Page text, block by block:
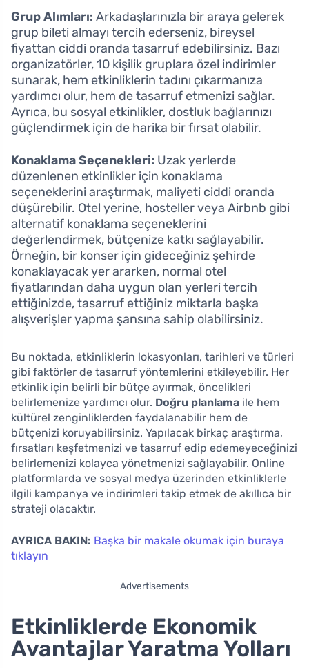
Grup Alımları: Arkadaşlarınızla bir araya gelerek
grup bileti almayı tercih ederseniz, bireysel
fiyattan ciddi oranda tasarruf edebilirsiniz. Bazı
organizatörler, 10 kişilik gruplara özel indirimler
sunarak, hem etkinliklerin tadını çıkarmanıza
yardımcı olur, hem de tasarruf etmenizi sağlar.
Ayrıca, bu sosyal etkinlikler, dostluk bağlarınızı
güçlendirmek için de harika bir fırsat olabilir.
Konaklama Seçenekleri: Uzak yerlerde
düzenlenen etkinlikler için konaklama
seçeneklerini araştırmak, maliyeti ciddi oranda
düşürebilir. Otel yerine, hosteller veya Airbnb gibi
alternatif konaklama seçeneklerini
değerlendirmek, bütçenize katkı sağlayabilir.
Örneğin, bir konser için gideceğiniz şehirde
konaklayacak yer ararken, normal otel
fiyatlarından daha uygun olan yerleri tercih
ettiğinizde, tasarruf ettiğiniz miktarla başka
alışverişler yapma şansına sahip olabilirsiniz.
Bu noktada, etkinliklerin lokasyonları, tarihleri ve türleri
gibi faktörler de tasarruf yöntemlerini etkileyebilir. Her
etkinlik için belirli bir bütçe ayırmak, öncelikleri
belirlemenize yardımcı olur. Doğru planlama ile hem
kültürel zenginliklerden faydalanabilir hem de
bütçenizi koruyabilirsiniz. Yapılacak birkaç araştırma,
fırsatları keşfetmenizi ve tasarruf edip edemeyeceğinizi
belirlemenizi kolayca yönetmenizi sağlayabilir. Online
platformlarda ve sosyal medya üzerinden etkinliklerle
ilgili kampanya ve indirimleri takip etmek de akıllıca bir
strateji olacaktır.
AYRICA BAKIN: Başka bir makale okumak için buraya
tıklayın
Advertisements
Etkinliklerde Ekonomik
Avantajlar Yaratma Yolları